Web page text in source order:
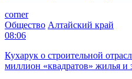
corner
Общество Алтайский край
08:06
Кухарук о строительной
миллион «квадратов» жилья